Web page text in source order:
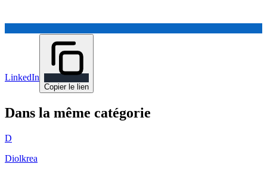
LinkedIn
Copier le lien
Dans la même catégorie
D
Diolkrea